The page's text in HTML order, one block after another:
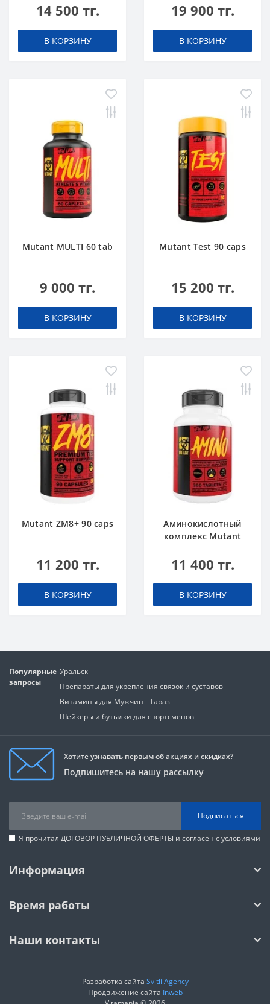
14 500 тг.
В КОРЗИНУ
19 900 тг.
В КОРЗИНУ
Mutant MULTI 60 tab
9 000 тг.
В КОРЗИНУ
Mutant Test 90 caps
15 200 тг.
В КОРЗИНУ
Mutant ZM8+ 90 caps
11 200 тг.
В КОРЗИНУ
Аминокислотный
комплекс Mutant
11 400 тг.
В КОРЗИНУ
Популярные
запросы
Уральск
Препараты для укрепления связок и суставов
Витамины для Мужчин
Тараз
Шейкеры и бутылки для спортсменов
Хотите узнавать первым об акциях и скидках?
Подпишитесь на нашу рассылку
Подписаться
Я прочитал ДОГОВОР ПУБЛИЧНОЙ ОФЕРТЫ и согласен с условиями
Информация
Время работы
Наши контакты
Разработка сайта Svitli Agency
Продвижение сайта Inweb